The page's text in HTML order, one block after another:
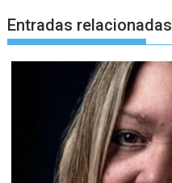
Entradas relacionadas